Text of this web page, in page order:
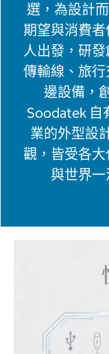
選，為設計
期望與消費
人出發，研
傳輸線、旅
邊設備，
Soodatek 自
業的外型設
觀，皆受各
與世界一